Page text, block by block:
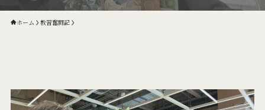
ホーム 教習奮闘記